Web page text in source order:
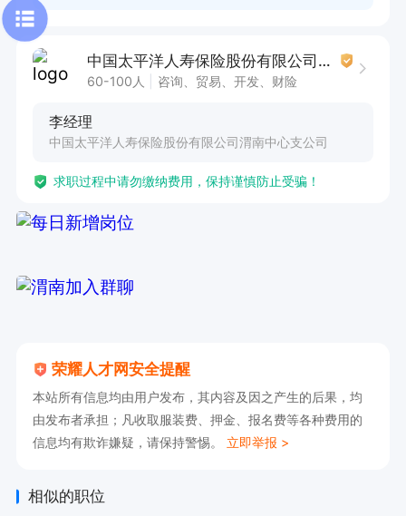
中国太平洋人寿保险股份有限公司渭南中心支公司
60-100人 咨询、贸易、开发、财险
李经理
中国太平洋人寿保险股份有限公司渭南中心支公司
求职过程中请勿缴纳费用，保持谨慎防止受骗！
荣耀人才网安全提醒
本站所有信息均由用户发布，其内容及因之产生的后果，均
由发布者承担；凡收取服装费、押金、报名费等各种费用的
信息均有欺诈嫌疑，请保持警惕。 立即举报 >
相似的职位